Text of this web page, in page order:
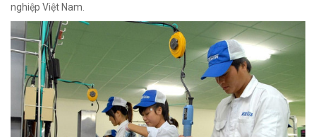
nghiệp Việt Nam.